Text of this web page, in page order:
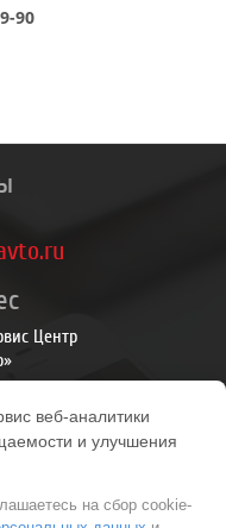
90
Центр
веб-аналитики
и улучшения
на сбор cookie-